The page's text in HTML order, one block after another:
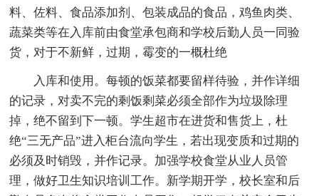
料、佐料、食品添加剂、包装成品的食品，鸡鱼肉类、
蔬菜类等在入库前由食堂承包商和学校后勤人员一同验
货，对于不新鲜，过期，霉变的一概杜绝
入库和使用。每顿的饭菜都要留样待验，并作详细
的记录，对卖不完的剩饭剩菜必须全部作为垃圾除理
掉，绝不留到下一顿。学生超市在进货和售货上，杜
绝“三无产品”进入柜台流向学生，若出现变质和过期的
必须及时销毁，并作记录。加强学校食堂从业人员管
理，做好卫生知识培训工作。新学期开学，校长室和后